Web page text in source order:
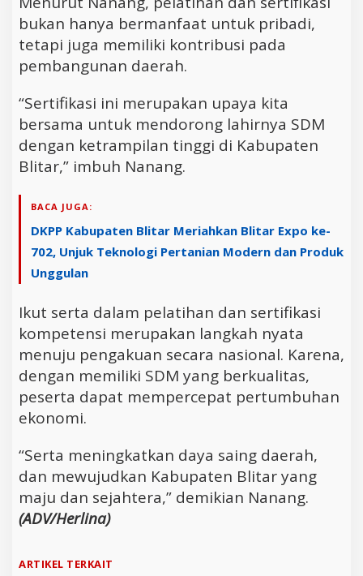
bukan hanya bermanfaat untuk pribadi,
tetapi juga memiliki kontribusi pada
pembangunan daerah.
“Sertifikasi ini merupakan upaya kita
bersama untuk mendorong lahirnya SDM
dengan ketrampilan tinggi di Kabupaten
Blitar,” imbuh Nanang.
BACA JUGA:
DKPP Kabupaten Blitar Meriahkan Blitar Expo ke-
702, Unjuk Teknologi Pertanian Modern dan Produk
Unggulan
Ikut serta dalam pelatihan dan sertifikasi
kompetensi merupakan langkah nyata
menuju pengakuan secara nasional. Karena,
dengan memiliki SDM yang berkualitas,
peserta dapat mempercepat pertumbuhan
ekonomi.
“Serta meningkatkan daya saing daerah,
dan mewujudkan Kabupaten Blitar yang
maju dan sejahtera,” demikian Nanang.
(ADV/Herlina)
ARTIKEL TERKAIT